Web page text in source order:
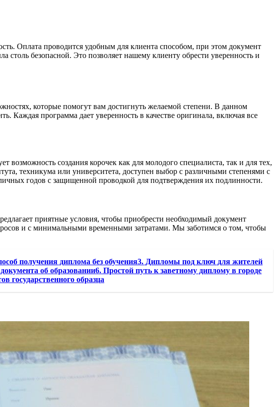
Оплата проводится удобным для клиента способом, при этом документ
безопасной. Это позволяет нашему клиенту обрести уверенность и
которые помогут вам достигнуть желаемой степени. В данном
Каждая программа дает уверенность в качестве оригинала, включая все
возможность создания корочек как для молодого специалиста, так и для тех,
техникума или университета, доступен выбор с различными степенями с
годов с защищенной проводкой для подтверждения их подлинности.
приятные условия, чтобы приобрести необходимый документ
и с минимальными временными затратами. Мы заботимся о том, чтобы
получения диплома без обучения3. Дипломы под ключ для жителей
об образовании6. Простой путь к заветному диплому в городе
образца